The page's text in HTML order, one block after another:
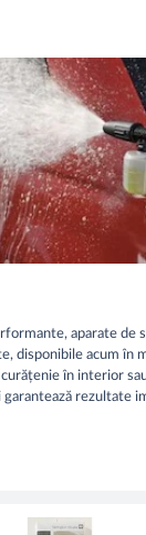
aparate de
disponibile acum în
în interior
rezultate